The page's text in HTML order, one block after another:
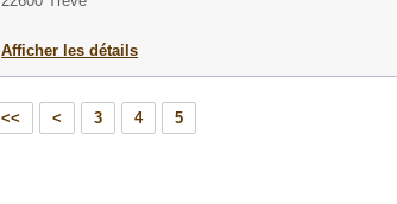
Afficher les détails
<< < 3 4 5